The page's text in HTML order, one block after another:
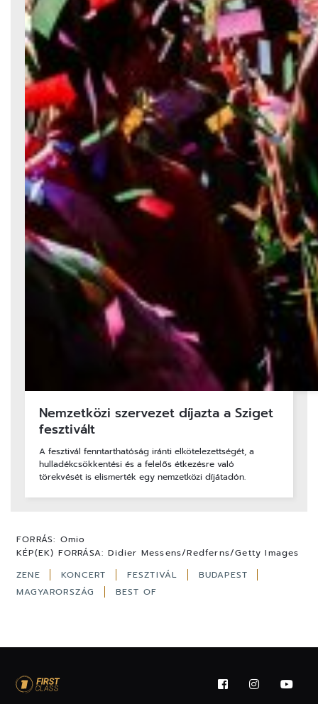
Nemzetközi szervezet díjazta a Sziget
fesztivált
A fesztivál fenntarthatóság iránti elkötelezettségét, a
hulladékcsökkentési és a felelős étkezésre való
törekvését is elismerték egy nemzetközi díjátadón.
FORRÁS: Omio
KÉP(EK) FORRÁSA: Didier Messens/Redferns/Getty Images
ZENE
KONCERT FESZTIVÁL
BUDAPEST
MAGYARORSZÁG
BEST OF